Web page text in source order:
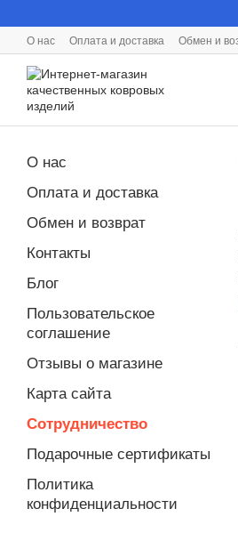
О нас Оплата и доставка Обмен и
Политика конфиденциальности
О нас
Оплата и доставка
Обмен и возврат
Контакты
Блог
Пользовательское
соглашение
Отзывы о магазине
Карта сайта
Сотрудничество
Подарочные сертификаты
Политика
конфиденциальности